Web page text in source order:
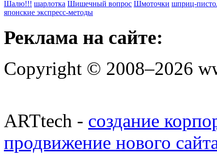
Шалю!!! шарлотка Шишечный вопрос Шмоточки шприц-
японские экспресс-методы
Реклама на сайте:
Copyright © 2008–2026
ARTtech - создание
продвижение нового